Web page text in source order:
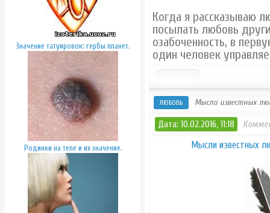
Значение татуировок: гербы планет.
Родинки на теле и их значение.
Когда я рассказываю
посылать любовь
озабоченность, в
один человек
ЛЮБОВЬ Мысли известных
Дата: 10.02.2016, 11:18
Мысли известных